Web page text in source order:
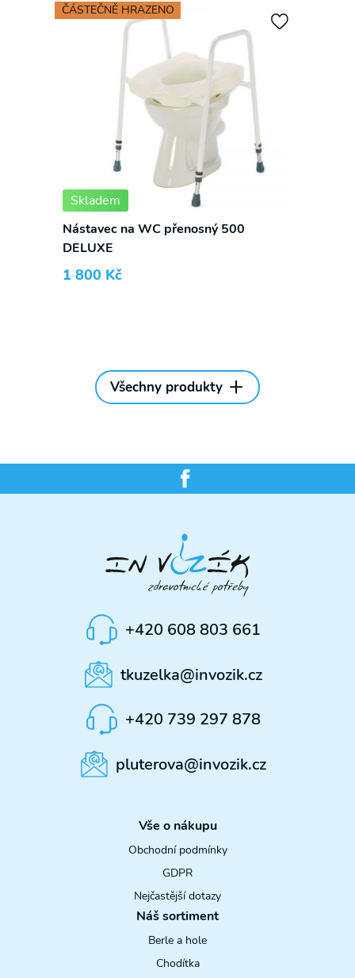
Skladem
ČÁSTEČNĚ HRAZENO
Nástavec na WC přenosný 500
DELUXE
1 800 Kč
Všechny produkty
+420 608 803 661
tkuzelka@invozik.cz
+420 739 297 878
pluterova@invozik.cz
Vše o nákupu
Obchodní podmínky
GDPR
Nejčastější dotazy
Náš sortiment
Berle a hole
Chodítka